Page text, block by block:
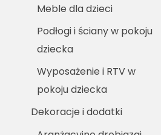
Meble dla dzieci
Podłogi i ściany w pokoju
dziecka
Wyposażenie i RTV w
pokoju dziecka
Dekoracje i dodatki